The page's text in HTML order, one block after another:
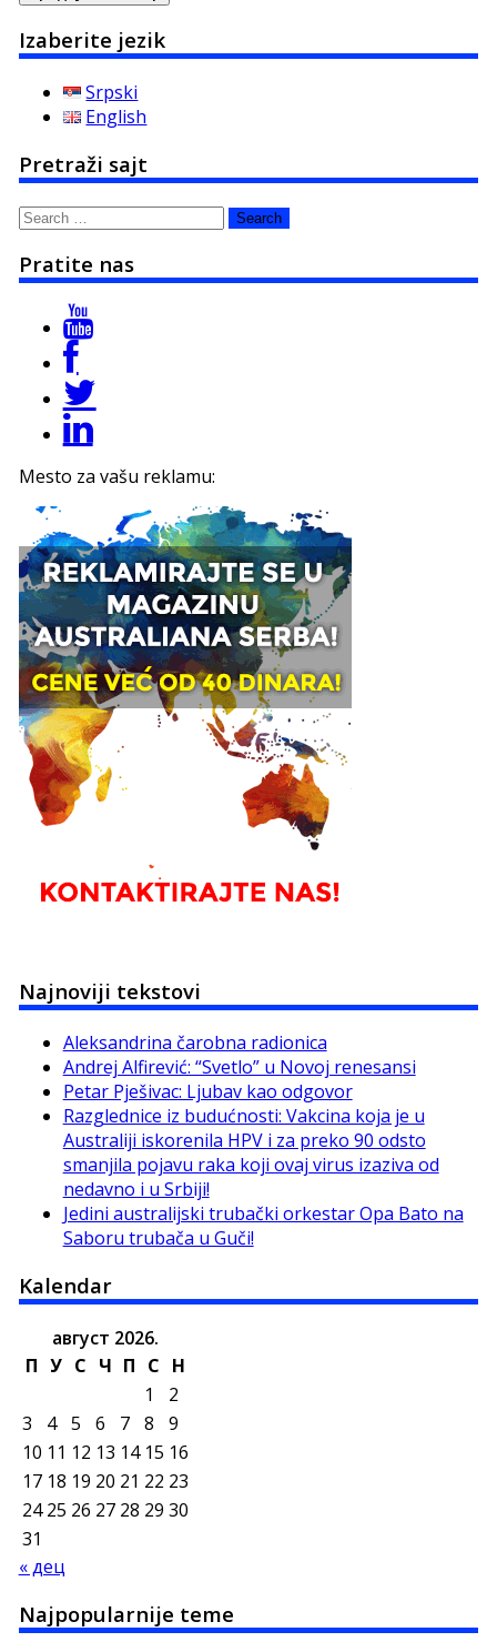
Izaberite jezik
Srpski
English
Pretraži sajt
Search
Pratite nas
Mesto za vašu reklamu:
Najnoviji tekstovi
Aleksandrina čarobna radionica
Andrej Alfirević: “Svetlo” u Novoj renesansi
Petar Pješivac: Ljubav kao odgovor
Razglednice iz budućnosti: Vakcina koja je u
Australiji iskorenila HPV i za preko 90 odsto
smanjila pojavu raka koji ovaj virus izaziva od
nedavno i u Srbiji!
Jedini australijski trubački orkestar Opa Bato na
Saboru trubača u Guči!
Kalendar
август 2026.
П У С Ч П С Н
1
2
3
4 5 6 7 8
9
10 11 12 13 14 15 16
17 18 19 20 21 22 23
24 25 26 27 28 29 30
31
« дец
Najpopularnije teme